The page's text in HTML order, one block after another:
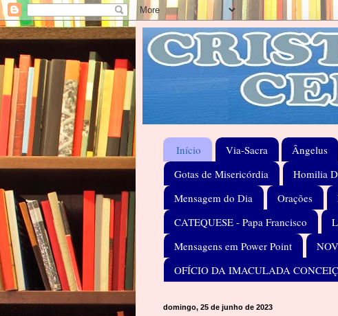
Início Via-Sacra Ângelus
Gotas de Misericórdia
Homilia
Mensagem do Dia
Orações
CATEQUESE - Papa Francisco
Mensagens em Power Point
OFÍCIO DA IMACULADA
domingo, 25 de junho de 2023